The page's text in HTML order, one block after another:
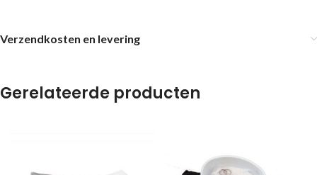
Verzendkosten en levering
Gerelateerde producten